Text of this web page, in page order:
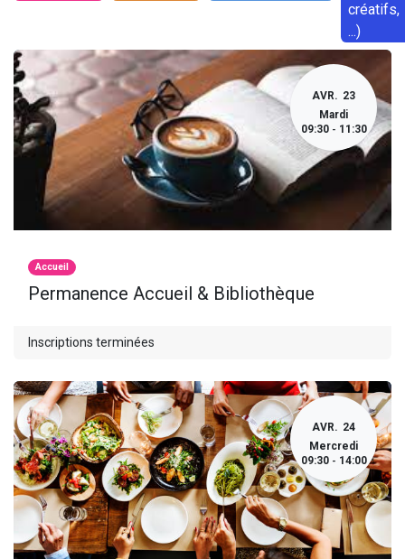
créatifs,
...)
AVR. 23
Mardi
09:30 - 11:30
Accueil
Permanence Accueil & Bibliothèque
Inscriptions terminées
AVR. 24
Mercredi
09:30 - 14:00